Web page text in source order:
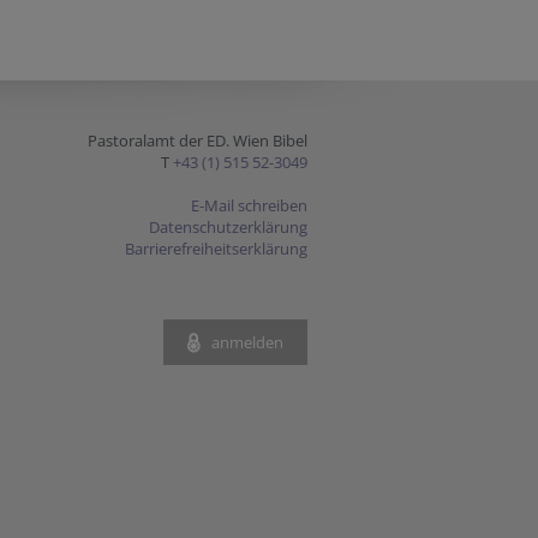
Pastoralamt der ED. Wien Bibel
T +43 (1) 515 52-3049
E-Mail schreiben
Datenschutzerklärung
Barrierefreiheitserklärung
anmelden